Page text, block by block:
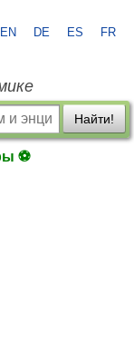
EN DE ES FR
Найти!
⚽